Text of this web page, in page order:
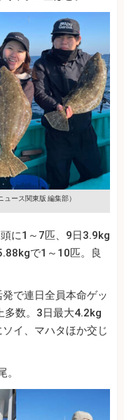
ース関東版 編集部）
に1～7匹、9日3.9kg
で1～10匹。良
で連日全員本命ゲッ
多数。3日最大4.2kg
イ、マハタほか交じ